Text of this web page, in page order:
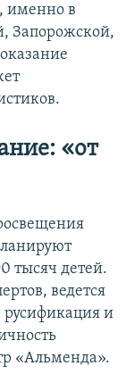
именно в
Запорожской,
«от
тысяч детей.
ведется
и
«Альменда».